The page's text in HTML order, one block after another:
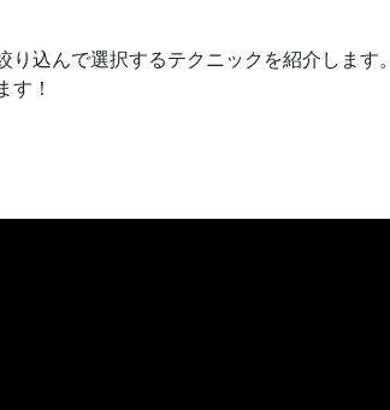
込んで選択するテクニックを紹介します。
す！